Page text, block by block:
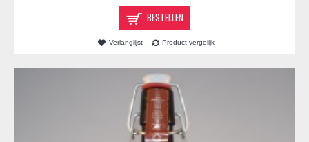
BESTELLEN
Verlanglijst Product vergelijk